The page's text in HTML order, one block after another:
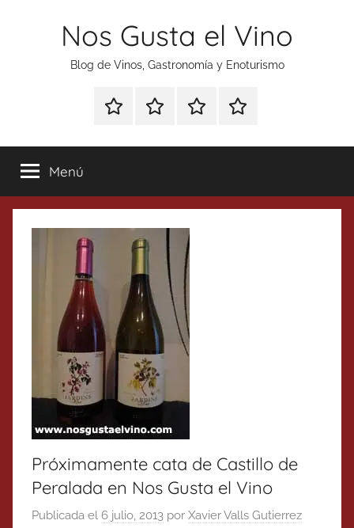
Nos Gusta el Vino
Blog de Vinos, Gastronomía y Enoturismo
Especial
Tonics
Enoturismo
Gastronomía
RankingContacto
Menú
Próximamente cata de Castillo de
Peralada en Nos Gusta el Vino
Publicada el 6 julio, 2013 por Xavier Valls Gutierrez